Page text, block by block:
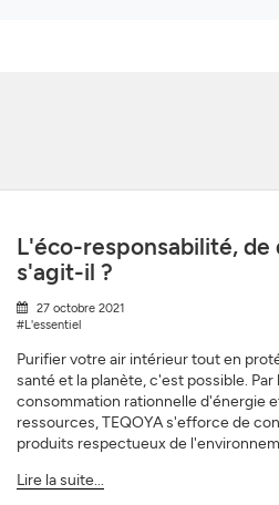
L'éco-responsabilité, de
s'agit-il ?
27 octobre 2021
#L'essentiel
Purifier votre air intérieur tout en
santé et la planète, c'est possible. Par
consommation rationnelle d'énergie
ressources, TEQOYA s'efforce de
produits respectueux de
Lire la suite...